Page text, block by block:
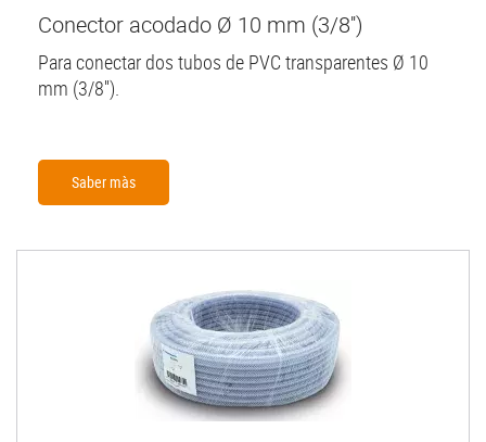
Conector acodado Ø 10 mm (3/8'')
Para conectar dos tubos de PVC transparentes Ø 10
mm (3/8'').
Saber màs